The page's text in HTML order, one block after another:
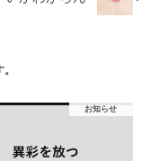
お知らせ